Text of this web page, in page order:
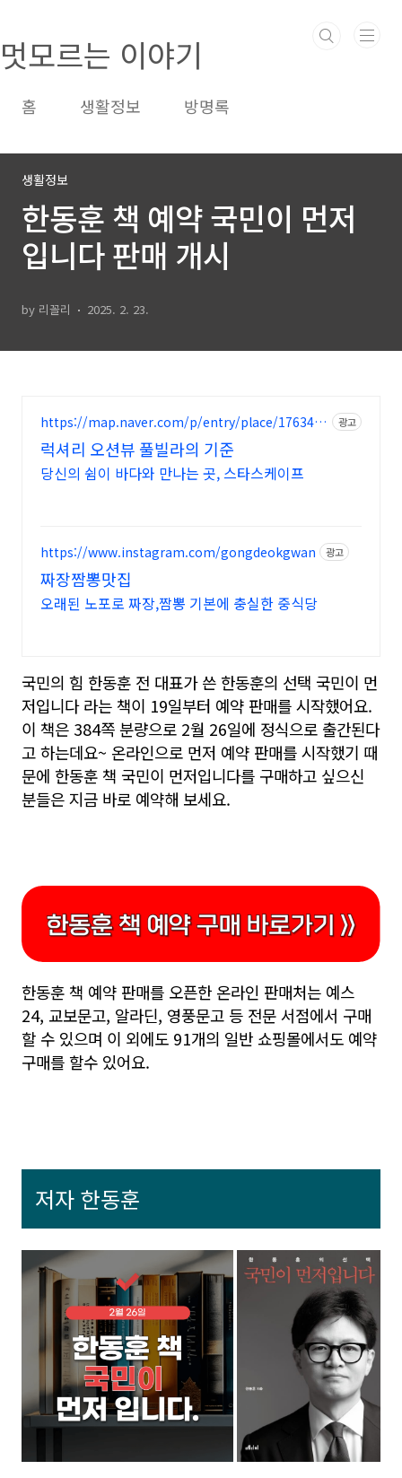
멋모르는 이야기
홈 생활정보 방명록
생활정보
한동훈 책 예약 국민이 먼저
입니다 판매 개시
by 리꼴리 2025. 2. 23.
https://map.naver.com/p/entry/place/1763456
광고
럭셔리 오션뷰 풀빌라의 기준
당신의 쉼이 바다와 만나는 곳, 스타스케이프
https://www.instagram.com/gongdeokgwan 광고
짜장짬뽕맛집
오래된 노포로 짜장,짬뽕 기본에 충실한 중식당
국민의 힘 한동훈 전 대표가 쓴 한동훈의 선택 국민이 먼
저입니다 라는 책이 19일부터 예약 판매를 시작했어요.
이 책은 384쪽 분량으로 2월 26일에 정식으로 출간된다
고 하는데요~ 온라인으로 먼저 예약 판매를 시작했기 때
문에 한동훈 책 국민이 먼저입니다를 구매하고 싶으신
분들은 지금 바로 예약해 보세요.
한동훈 책 예약 판매를 오픈한 온라인 판매처는 예스
24, 교보문고, 알라딘, 영풍문고 등 전문 서점에서 구매
할 수 있으며 이 외에도 91개의 일반 쇼핑몰에서도 예약
구매를 할수 있어요.
저자 한동훈